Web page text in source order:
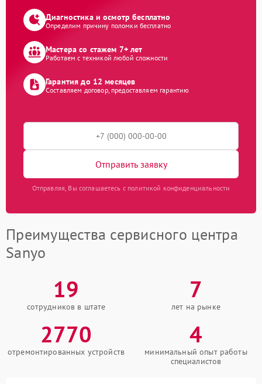
Диагностика и осмотр бесплатно
Определим причину поломки бесплатно
Мастера со стажем 7+ лет
Работаем с техникой любой сложности
Гарантия до 12 месяцев
Составляем договор, предоставляем гарантию
Отправить заявку
Отправляя, Вы соглашаетесь с политикой конфиденциальности
Преимущества сервисного центра
Sanyo
19
сотрудников в штате
7
лет на рынке
2770
отремонтированных устройств
4
минимальный опыт работы
специалистов